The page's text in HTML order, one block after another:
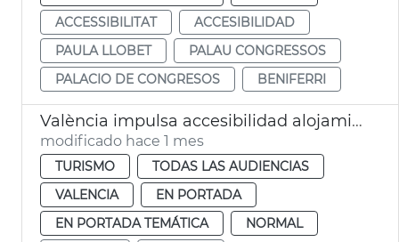
ACCESSIBILITAT
ACCESIBILIDAD
PAULA LLOBET
PALAU CONGRESSOS
PALACIO DE CONGRESOS
BENIFERRI
València impulsa accesibilidad alojamientos turísticos
modificado hace 1 mes
TURISMO
TODAS LAS AUDIENCIAS
VALENCIA
EN PORTADA
EN PORTADA TEMÁTICA
NORMAL